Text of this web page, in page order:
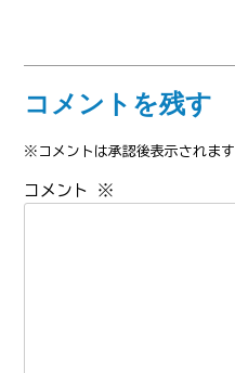
コメントを残す
※コメントは承認後表示されます
コメント ※